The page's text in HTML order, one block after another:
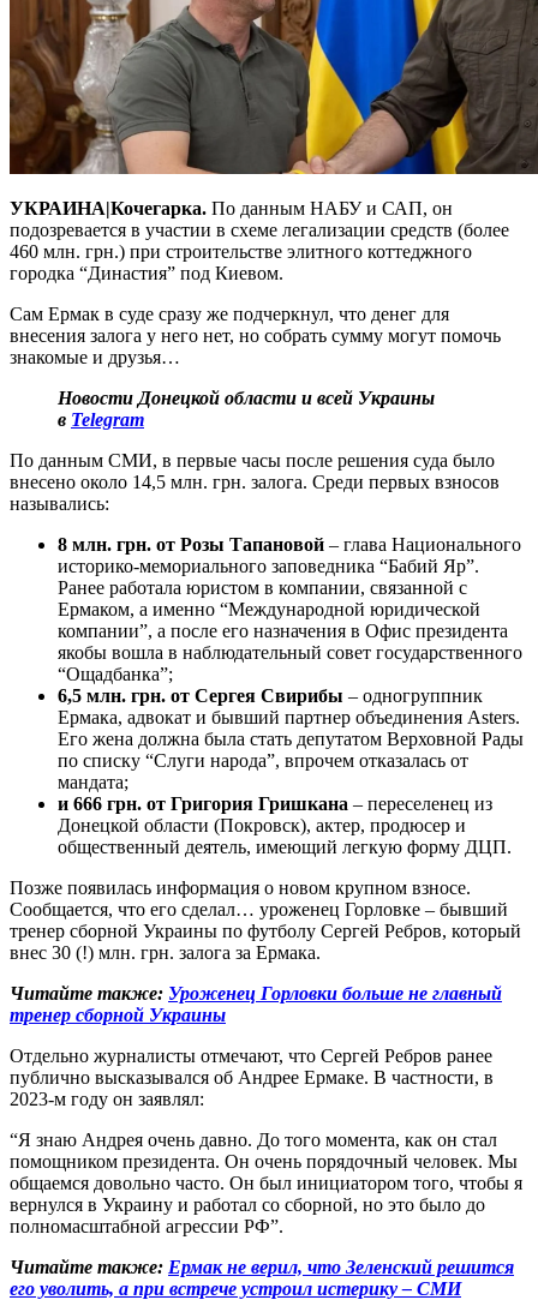
УКРАИНА|Кочегарка. По данным НАБУ и САП, он
подозревается в участии в схеме легализации средств (более
460 млн. грн.) при строительстве элитного коттеджного
городка “Династия” под Киевом.
Сам Ермак в суде сразу же подчеркнул, что денег для
внесения залога у него нет, но собрать сумму могут помочь
знакомые и друзья…
Новости Донецкой области и всей Украины
в Telegram
По данным СМИ, в первые часы после решения суда было
внесено около 14,5 млн. грн. залога. Среди первых взносов
назывались:
8 млн. грн. от Розы Тапановой – глава Национального
историко-мемориального заповедника “Бабий Яр”.
Ранее работала юристом в компании, связанной с
Ермаком, а именно “Международной юридической
компании”, а после его назначения в Офис президента
якобы вошла в наблюдательный совет государственного
“Ощадбанка”;
6,5 млн. грн. от Сергея Свирибы – одногруппник
Ермака, адвокат и бывший партнер объединения Asters.
Его жена должна была стать депутатом Верховной Рады
по списку “Слуги народа”, впрочем отказалась от
мандата;
и 666 грн. от Григория Гришкана – переселенец из
Донецкой области (Покровск), актер, продюсер и
общественный деятель, имеющий легкую форму ДЦП.
Позже появилась информация о новом крупном взносе.
Сообщается, что его сделал… уроженец Горловке – бывший
тренер сборной Украины по футболу Сергей Ребров, который
внес 30 (!) млн. грн. залога за Ермака.
Читайте также: Уроженец Горловки больше не главный
тренер сборной Украины
Отдельно журналисты отмечают, что Сергей Ребров ранее
публично высказывался об Андрее Ермаке. В частности, в
2023-м году он заявлял:
“Я знаю Андрея очень давно. До того момента, как он стал
помощником президента. Он очень порядочный человек. Мы
общаемся довольно часто. Он был инициатором того, чтобы я
вернулся в Украину и работал со сборной, но это было до
полномасштабной агрессии РФ”.
Читайте также: Ермак не верил, что Зеленский решится
его уволить, а при встрече устроил истерику – СМИ